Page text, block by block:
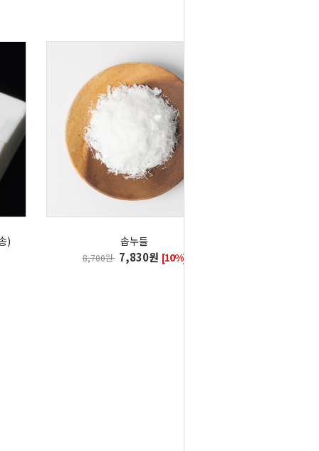
) 솝누들
8,700원 7,830원 [10%]